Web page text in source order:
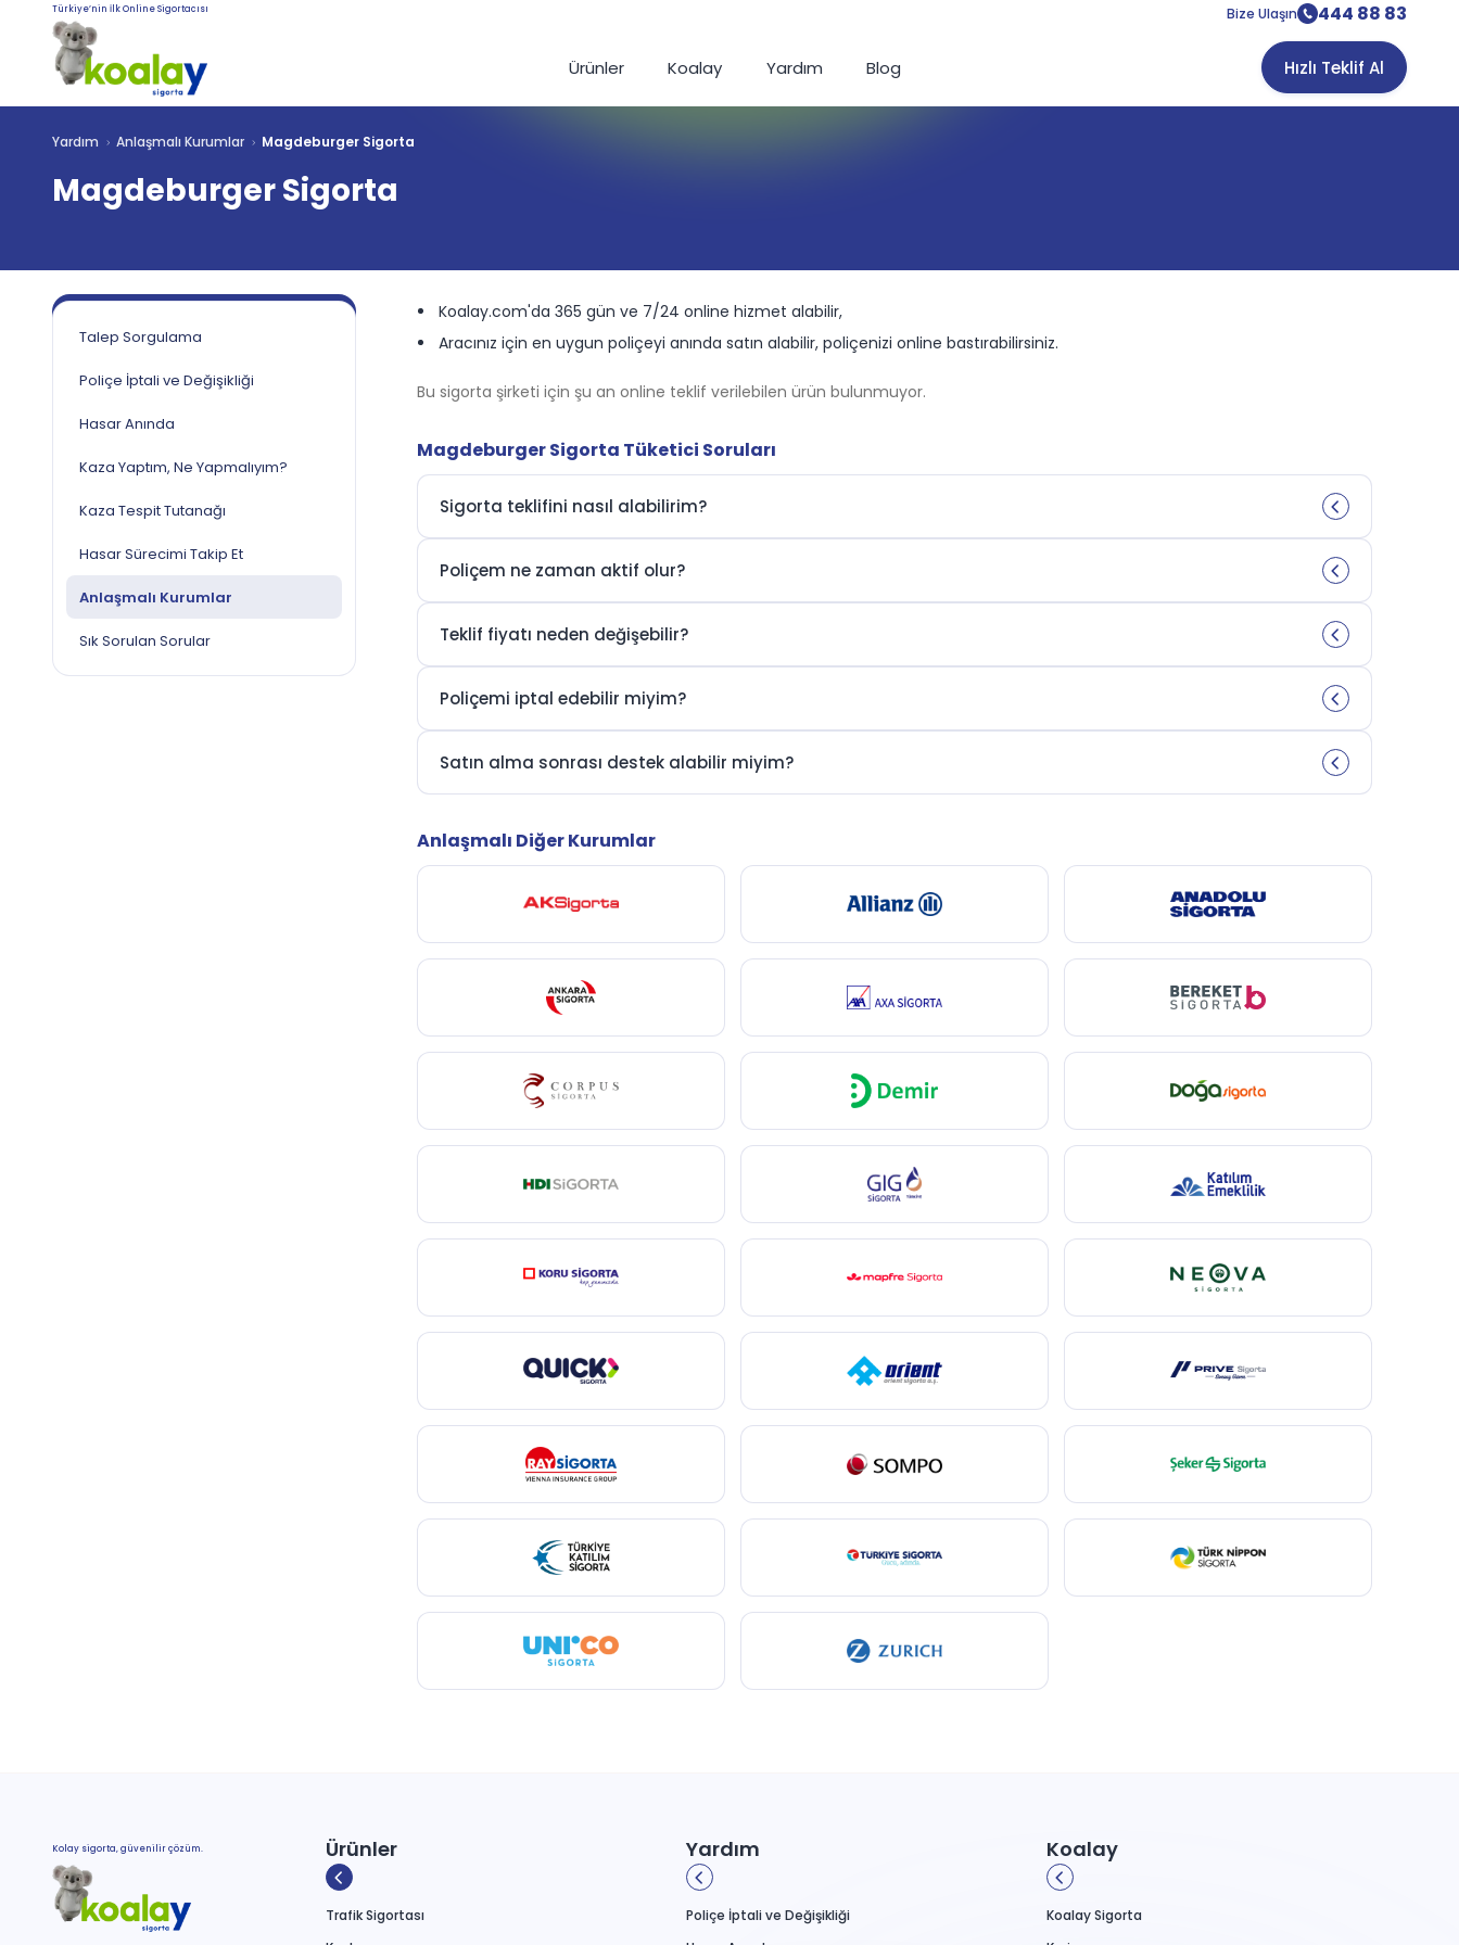
Bize Ulaşın 444 88 83
Türkiye’nin İlk Online Sigortacısı
Ürünler Koalay Yardım Blog Hızlı Teklif Al
Yardım Anlaşmalı Kurumlar Magdeburger Sigorta
Magdeburger Sigorta
Talep Sorgulama
Poliçe İptali ve Değişikliği
Hasar Anında
Kaza Yaptım, Ne Yapmalıyım?
Kaza Tespit Tutanağı
Hasar Sürecimi Takip Et
Anlaşmalı Kurumlar
Sık Sorulan Sorular
Koalay.com'da 365 gün ve 7/24 online hizmet alabilir,
Aracınız için en uygun poliçeyi anında satın alabilir, poliçenizi online bastırabilirsiniz.
Bu sigorta şirketi için şu an online teklif verilebilen ürün bulunmuyor.
Magdeburger Sigorta Tüketici Soruları
Sigorta teklifini nasıl alabilirim?
Poliçem ne zaman aktif olur?
Teklif fiyatı neden değişebilir?
Poliçemi iptal edebilir miyim?
Satın alma sonrası destek alabilir miyim?
Anlaşmalı Diğer Kurumlar
Kolay sigorta, güvenilir çözüm. Ürünler
Trafik Sigortası
Yardım
Poliçe İptali ve Değişikliği
Koalay
Koalay Sigorta